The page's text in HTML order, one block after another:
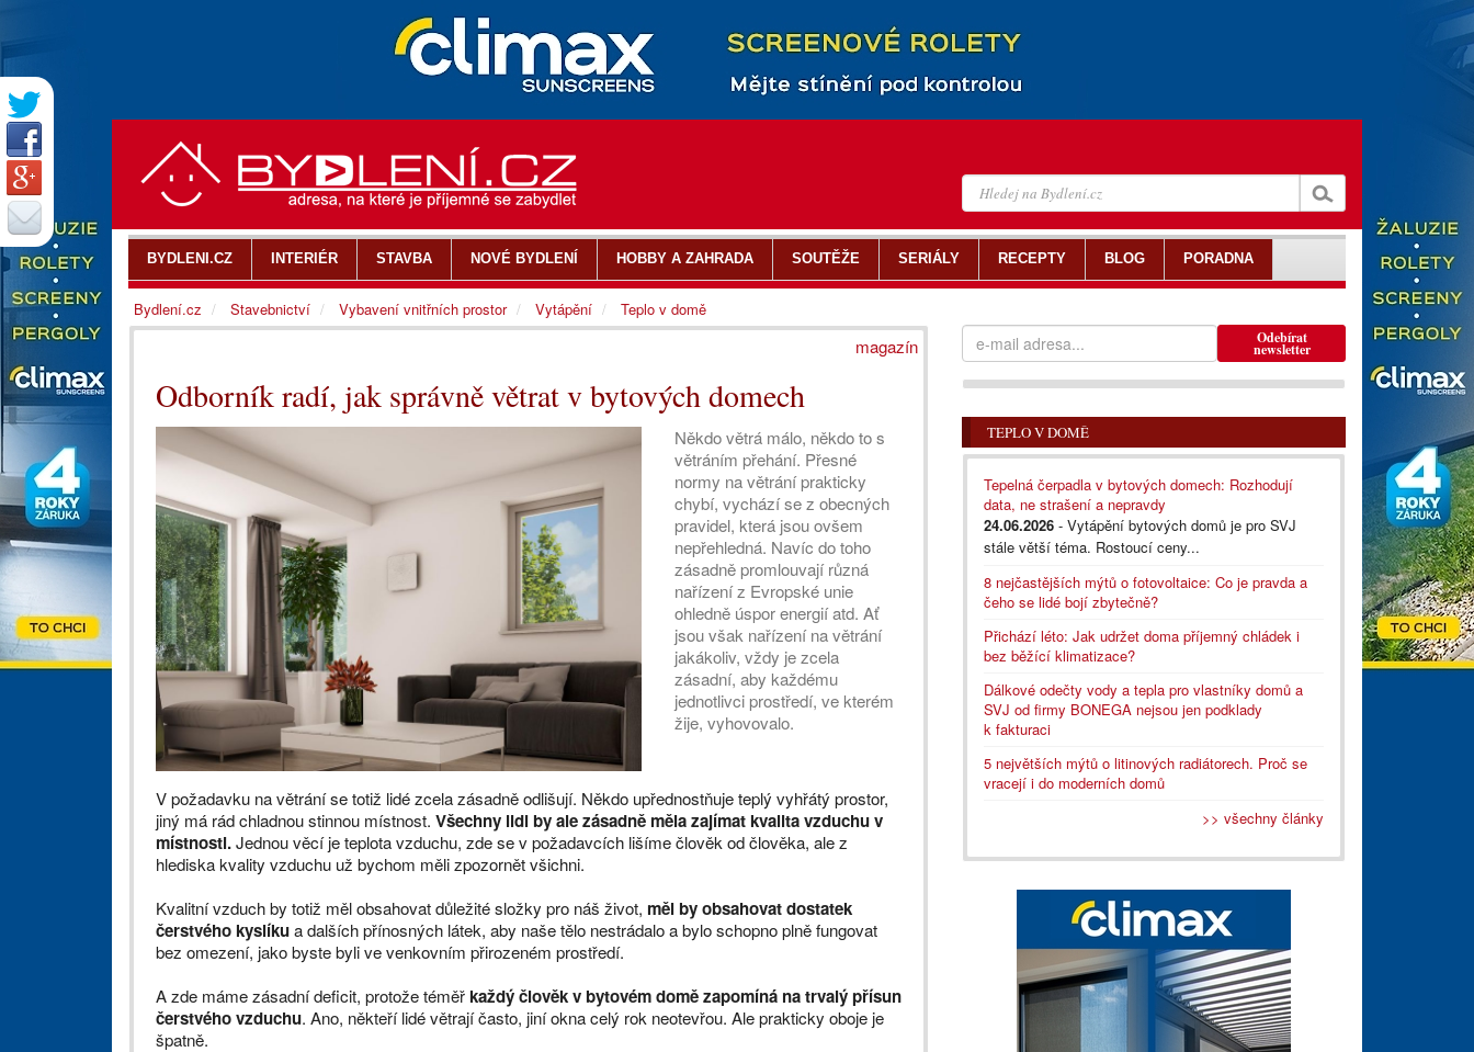
magazín
Odborník radí, jak správně větrat v bytových domech
Někdo větrá málo, někdo to s
větráním přehání. Přesné
normy na větrání prakticky
chybí, vychází se z obecných
pravidel, která jsou ovšem
nepřehledná. Navíc do toho
zásadně promlouvají různá
nařízení z Evropské unie
ohledně úspor energií atd. Ať
jsou však nařízení na větrání
jakákoliv, vždy je zcela
zásadní, aby každému
jednotlivci prostředí, ve kterém
žije, vyhovovalo.
V požadavku na větrání se totiž lidé zcela zásadně odlišují. Někdo upřednostňuje teplý vyhřátý prostor,
jiný má rád chladnou stinnou místnost. Všechny lidi by ale zásadně měla zajímat kvalita vzduchu v
místnosti.Jednou věcí je teplota vzduchu, zde se v požadavcích lišíme člověk od člověka, ale z
hlediska kvality vzduchu už bychom měli zpozornět všichni.
Kvalitní vzduch by totiž měl obsahovat důležité složky pro náš život, měl by obsahovat dostatek
čerstvého kyslíkua dalších přínosných látek, aby naše tělo nestrádalo a bylo schopno plně fungovat
bez omezení, jako byste byli ve venkovním přirozeném prostředí.
A zde máme zásadní deficit, protože téměřkaždý člověk v bytovém domě zapomíná na trvalý přísun
čerstvého vzduchu. Ano, někteří lidé větrají často, jiní okna celý rok neotevřou. Ale prakticky oboje je
špatně.
Odebírat
newsletter
TEPLO V DOMĚ
Tepelná čerpadla v bytových domech: Rozhodují
data, ne strašení a nepravdy
24.06.2026 - Vytápění bytových domů je pro SVJ
stále větší téma. Rostoucí ceny...
8 nejčastějších mýtů o fotovoltaice: Co je pravda a
čeho se lidé bojí zbytečně?
Přichází léto: Jak udržet doma příjemný chládek i
bez běžící klimatizace?
Dálkové odečty vody a tepla pro vlastníky domů a
SVJ od firmy BONEGA nejsou jen podklady
k fakturaci
5 největších mýtů o litinových radiátorech. Proč se
vracejí i do moderních domů
>> všechny články
BYDLENI.CZ INTERIÉR STAVBA NOVÉ BYDLENÍ HOBBY A ZAHRADA SOUTĚŽE SERIÁLY RECEPTY BLOG PORADNA
Bydlení.cz Stavebnictví Vybavení vnitřních prostor Vytápění Teplo v domě